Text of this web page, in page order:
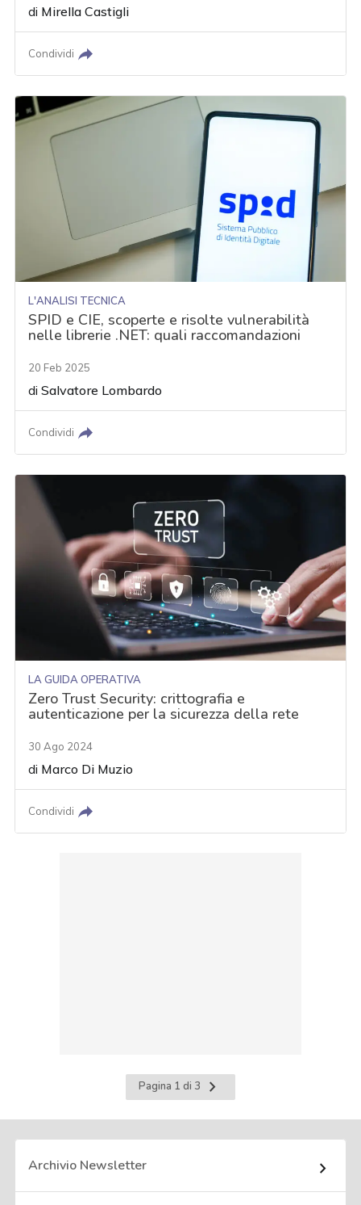
di Mirella Castigli
Condividi
L'ANALISI TECNICA
SPID e CIE, scoperte e risolte vulnerabilità
nelle librerie .NET: quali raccomandazioni
20 Feb 2025
diSalvatore Lombardo
Condividi
LA GUIDA OPERATIVA
Zero Trust Security: crittografia e
autenticazione per la sicurezza della rete
30 Ago 2024
di Marco Di Muzio
Condividi
Pagina 1 di 3
Pagina
successiva
Archivio Newsletter